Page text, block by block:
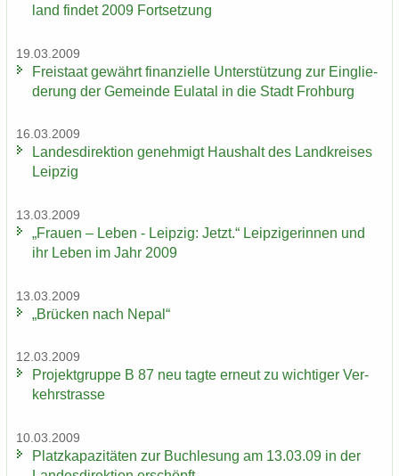
land fin­det 2009 Fort­set­zung
19.03.2009
Frei­staat ge­währt fi­nan­zi­el­le Un­ter­stüt­zung zur Ein­glie­
de­rung der Ge­mein­de Eu­la­tal in die Stadt Froh­burg
16.03.2009
Lan­des­di­rek­ti­on ge­neh­migt Haus­halt des Land­krei­ses
Leip­zig
13.03.2009
„Frau­en – Leben - Leip­zig: Jetzt.“ Leip­zi­ge­rin­nen und
ihr Leben im Jahr 2009
13.03.2009
„Brü­cken nach Nepal“
12.03.2009
Pro­jekt­grup­pe B 87 neu tagte er­neut zu wich­ti­ger Ver­
kehrs­tras­se
10.03.2009
Platz­ka­pa­zi­tä­ten zur Buch­le­sung am 13.03.09 in der